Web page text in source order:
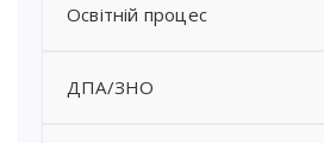
Освітній процес
ДПА/ЗНО